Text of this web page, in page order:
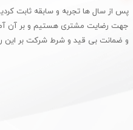
پس از سال ها تجربه و سابقه ثابت
جهت رضایت مشتری هستیم و بر آن
و ضمانت بی قید و شرط شرکت بر این